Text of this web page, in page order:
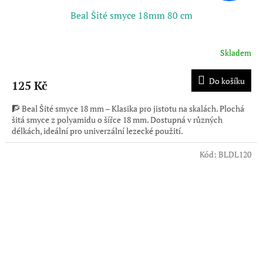
Beal Šité smyce 18mm 80 cm
Skladem
125 Kč Do košíku
🧗 Beal Šité smyce 18 mm – Klasika pro jistotu na skalách. Plochá
šitá smyce z polyamidu o šířce 18 mm. Dostupná v různých
délkách, ideální pro univerzální lezecké použití.
Kód: BLDL120